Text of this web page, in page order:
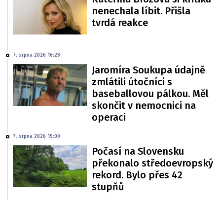
nenechala líbit. Přišla
tvrdá reakce
7. srpna 2026 16:28
Jaromíra Soukupa údajně
zmlátili útočníci s
baseballovou pálkou. Měl
skončit v nemocnici na
operaci
7. srpna 2026 15:00
Počasí na Slovensku
překonalo středoevropský
rekord. Bylo přes 42
stupňů